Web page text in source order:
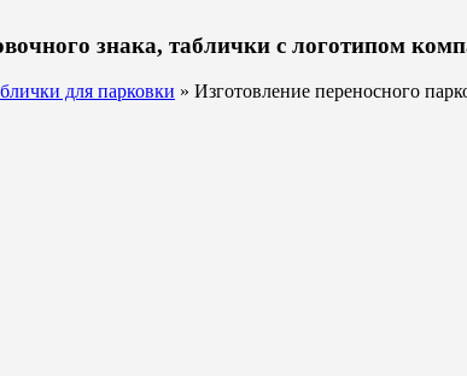
знака, таблички с логотипом
для парковки » Изготовление переносного